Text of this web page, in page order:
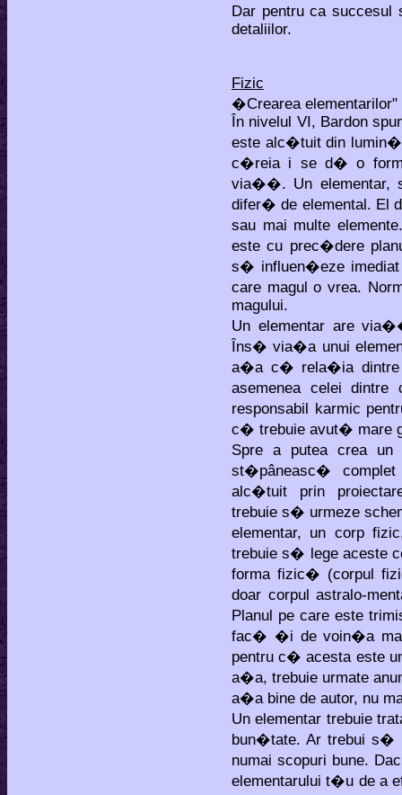
Dar pentru ca
detaliilor.
Fizic
�Crearea elementarilor"
În nivelul VI, Bardon
este alc�tuit din
c�reia i se d� o
via��. Un elementar,
difer� de elemental. El
sau mai multe
este cu prec�dere
s� influen�eze imediat
care magul o vrea.
magului.
Un elementar are
Îns� via�a unui
a�a c� rela�ia dintre
asemenea celei
responsabil karmic
c� trebuie avut� mare
Spre a putea crea un
st�pâneasc� complet
alc�tuit prin
trebuie s� urmeze
elementar, un corp
trebuie s� lege aceste
forma fizic� (corpul
doar corpul astralo-
Planul pe care este
fac� �i de voin�a
pentru c� acesta este
a�a, trebuie urmate
a�a bine de autor, nu
Un elementar trebuie
bun�tate. Ar trebui s�
numai scopuri bune.
elementarului t�u de a